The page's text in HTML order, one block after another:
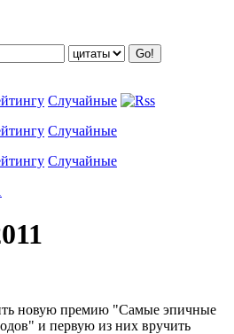
Случайные
Случайные
Случайные
новую премию "Самые эпичные
и первую из них вручить